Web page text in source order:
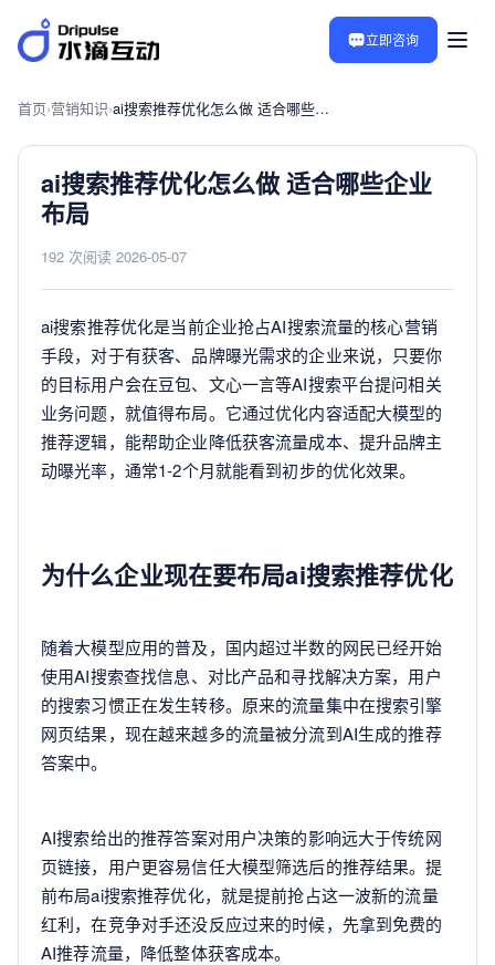
立即咨询
首页›营销知识› ai搜索推荐优化怎么做 适合哪些企业布局
ai搜索推荐优化怎么做 适合哪些企业
布局
192 次阅读 2026-05-07
ai搜索推荐优化是当前企业抢占AI搜索流量的核心营销
手段，对于有获客、品牌曝光需求的企业来说，只要你
的目标用户会在豆包、文心一言等AI搜索平台提问相关
业务问题，就值得布局。它通过优化内容适配大模型的
推荐逻辑，能帮助企业降低获客流量成本、提升品牌主
动曝光率，通常1-2个月就能看到初步的优化效果。
为什么企业现在要布局ai搜索推荐优化
随着大模型应用的普及，国内超过半数的网民已经开始
使用AI搜索查找信息、对比产品和寻找解决方案，用户
的搜索习惯正在发生转移。原来的流量集中在搜索引擎
网页结果，现在越来越多的流量被分流到AI生成的推荐
答案中。
AI搜索给出的推荐答案对用户决策的影响远大于传统网
页链接，用户更容易信任大模型筛选后的推荐结果。提
前布局ai搜索推荐优化，就是提前抢占这一波新的流量
红利，在竞争对手还没反应过来的时候，先拿到免费的
AI推荐流量，降低整体获客成本。